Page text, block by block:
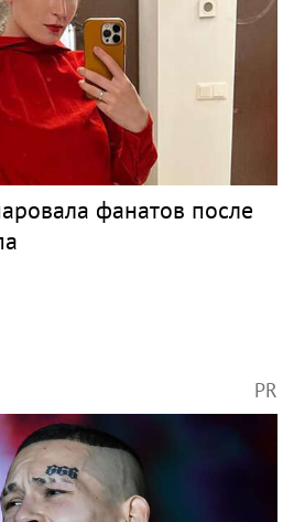
фанатов после
PR